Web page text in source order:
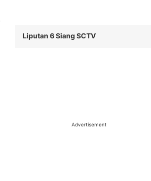
Liputan 6 Siang SCTV
Advertisement